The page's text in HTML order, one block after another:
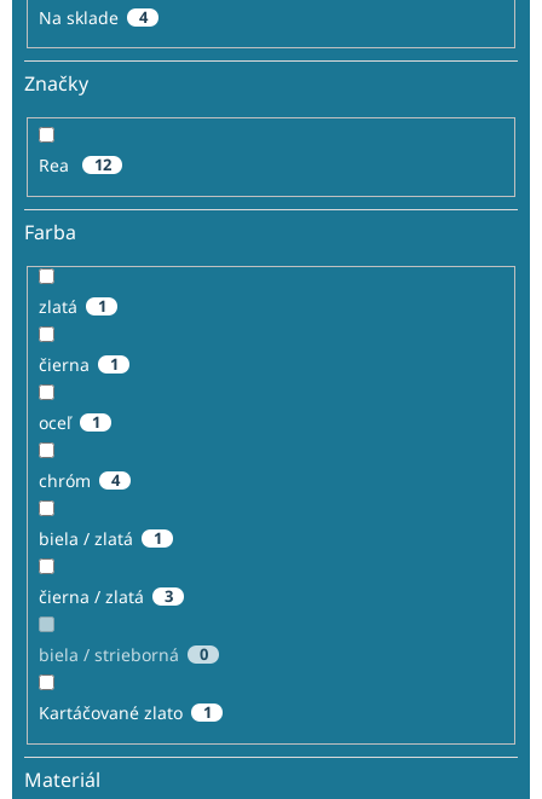
Na sklade 4
Značky
Rea 12
Farba
zlatá 1
čierna 1
oceľ 1
chróm 4
biela / zlatá 1
čierna / zlatá 3
biela / strieborná 0
Kartáčované zlato 1
Materiál